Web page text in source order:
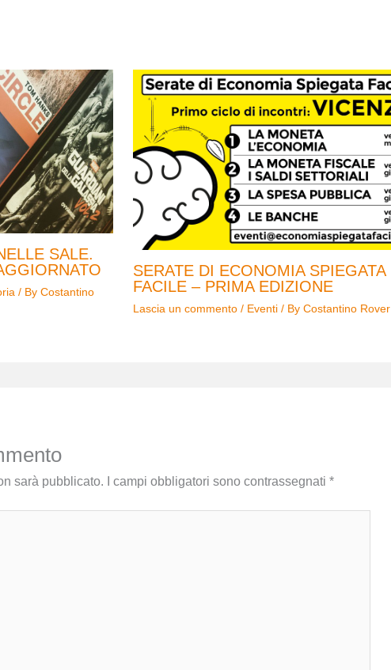
SALE.
/ By Costantino
SERATE DI ECONOMIA SPIEGATA
FACILE – PRIMA EDIZIONE
Lascia un commento / Eventi/ By Costantino Rover
sarà pubblicato. I campi obbligatori sono contrassegnati *